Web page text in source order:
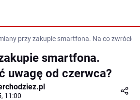
przy zakupie smartfona. Na co zwrócić
smartfona.
uwagę od czerwca?
11:00